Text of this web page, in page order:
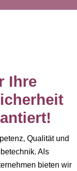
Ihre
Qualität und
Als
bieten wir